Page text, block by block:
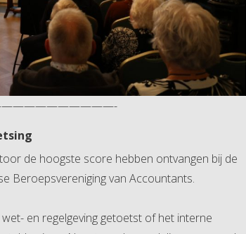
de hoogste score hebben ontvangen bij de
Beroepsvereniging van Accountants.
en regelgeving getoetst of het interne